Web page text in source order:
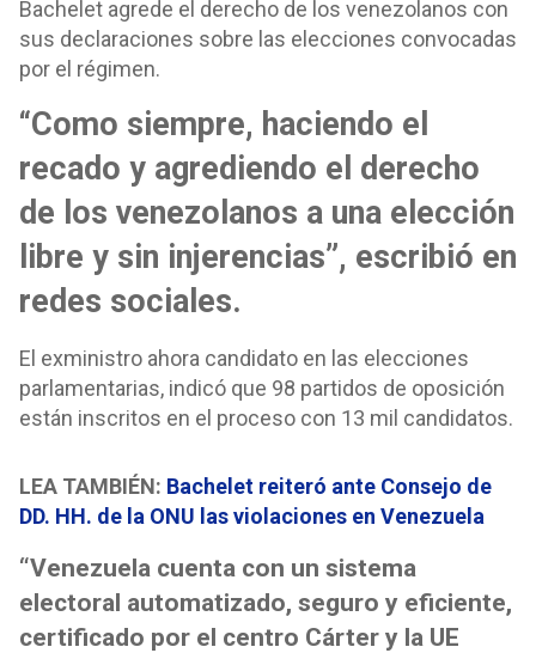
Bachelet agrede el derecho de los venezolanos con
sus declaraciones sobre las elecciones convocadas
por el régimen.
“Como siempre, haciendo el
recado y agrediendo el derecho
de los venezolanos a una elección
libre y sin injerencias”, escribió en
redes sociales.
El exministro ahora candidato en las elecciones
parlamentarias, indicó que 98 partidos de oposición
están inscritos en el proceso con 13 mil candidatos.
LEA TAMBIÉN: Bachelet reiteró ante Consejo de
DD. HH. de la ONU las violaciones en Venezuela
“Venezuela cuenta con un sistema
electoral automatizado, seguro y eficiente,
certificado por el centro Cárter y la UE